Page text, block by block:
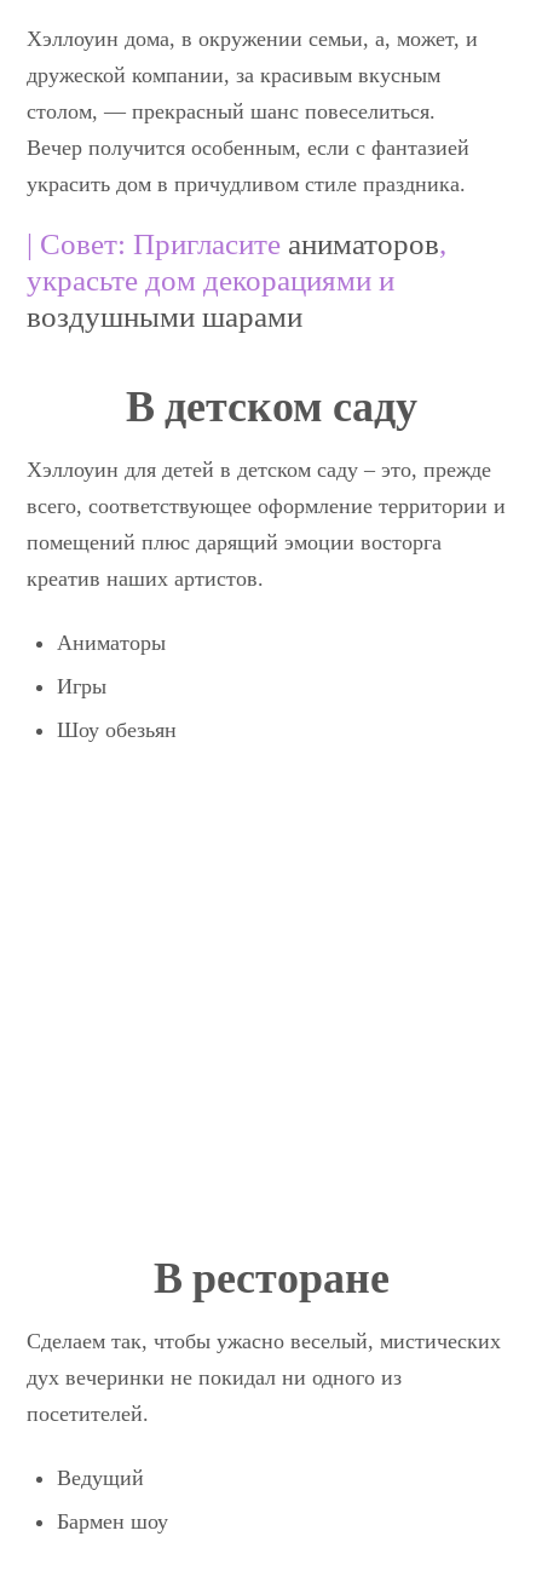
Хэллоуин дома, в окружении семьи, а, может, и
дружеской компании, за красивым вкусным
столом, — прекрасный шанс повеселиться.
Вечер получится особенным, если с фантазией
украсить дом в причудливом стиле праздника.
| Совет: Пригласите аниматоров,
украсьте дом декорациями и
воздушными шарами
В детском саду
Хэллоуин для детей в детском саду – это, прежде
всего, соответствующее оформление территории и
помещений плюс дарящий эмоции восторга
креатив наших артистов.
Аниматоры
Игры
Шоу обезьян
В ресторане
Сделаем так, чтобы ужасно веселый, мистических
дух вечеринки не покидал ни одного из
посетителей.
Ведущий
Бармен шоу